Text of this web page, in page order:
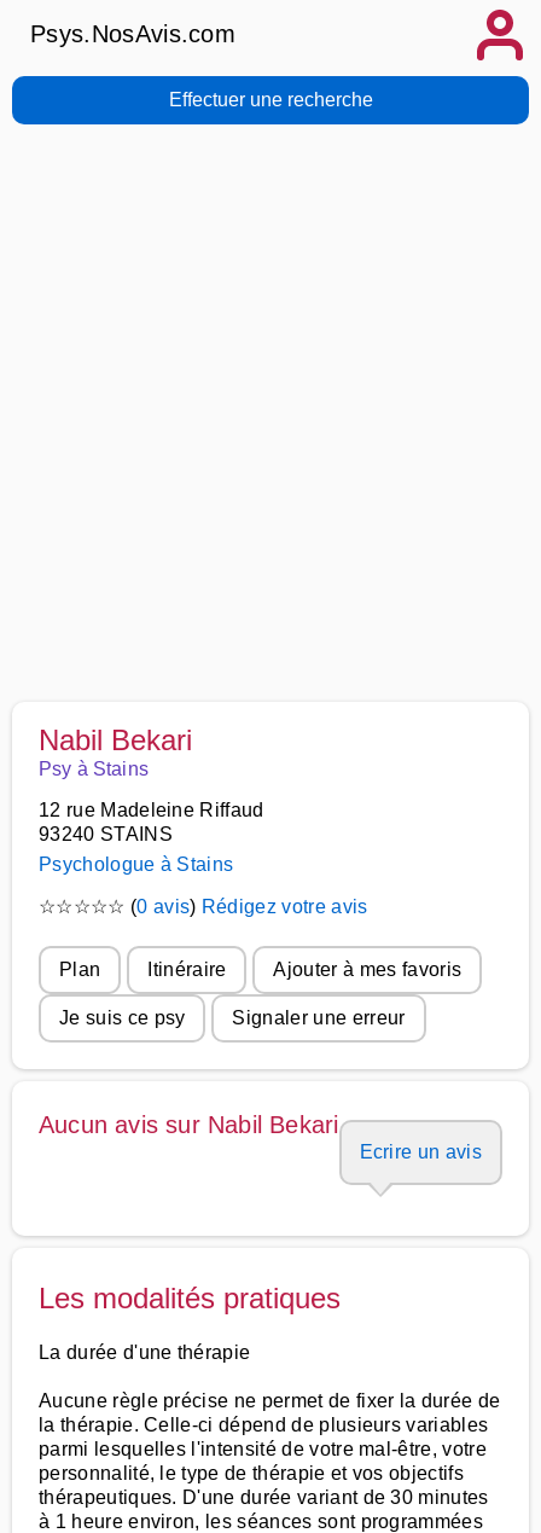
Psys.NosAvis.com
Effectuer une recherche
Nabil Bekari
Psy à Stains
12 rue Madeleine Riffaud
93240 STAINS
Psychologue à Stains
☆☆☆☆☆ (0 avis) Rédigez votre avis
Plan Itinéraire Ajouter à mes favoris
Je suis ce psy Signaler une erreur
Aucun avis sur Nabil Bekari
Ecrire un avis
Les modalités pratiques
La durée d'une thérapie
Aucune règle précise ne permet de fixer la durée de
la thérapie. Celle-ci dépend de plusieurs variables
parmi lesquelles l'intensité de votre mal-être, votre
personnalité, le type de thérapie et vos objectifs
thérapeutiques. D'une durée variant de 30 minutes
à 1 heure environ, les séances sont programmées